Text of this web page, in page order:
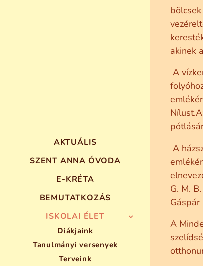
AKTUÁLIS
SZENT ANNA ÓVODA
E-KRÉTA
BEMUTATKOZÁS
ISKOLAI ÉLET
Diákjaink
Tanulmányi versenyek
Terveink
akinek
A
A
G. M.
Gáspár
A